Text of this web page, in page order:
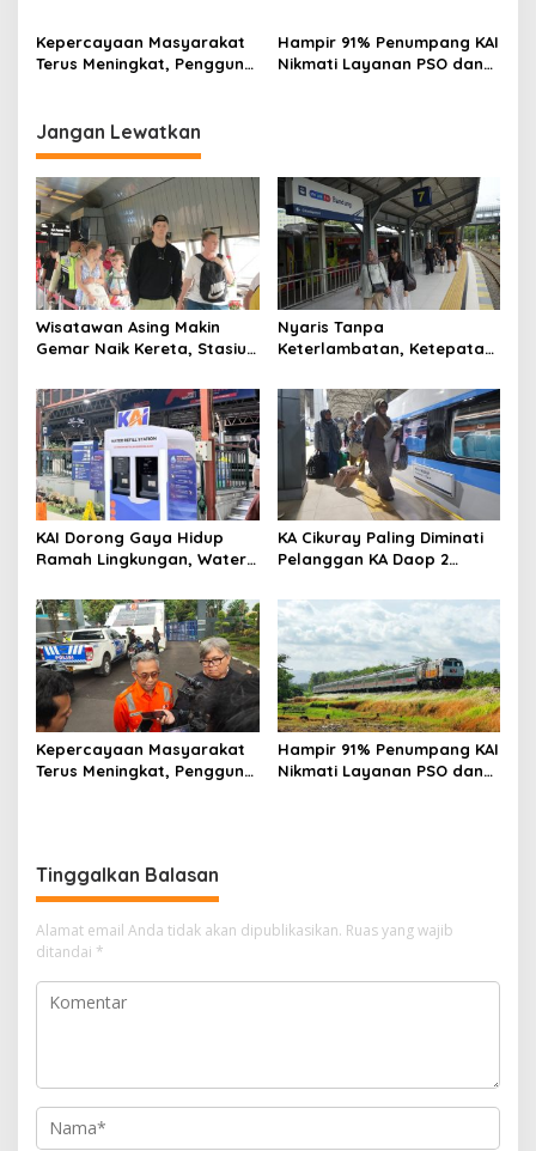
dan Anak di Transportasi
Publik
Bulan Pertama 2026
Kepercayaan Masyarakat
Terus Meningkat, Pengguna
Hampir 91% Penumpang KAI
Nikmati Layanan PSO dan
Jangan Lewatkan
Wisatawan Asing Makin
Gemar Naik Kereta, Stasiun
Utama di Jawa Barat
Nyaris Tanpa
Keterlambatan, Ketepatan
Tembus 99,85 Persen
KAI Dorong Gaya Hidup
Ramah Lingkungan, Water
2,99 Juta Botol Plastik
KA Cikuray Paling Diminati
Pelanggan KA Daop 2
Bulan Pertama 2026
Kepercayaan Masyarakat
Terus Meningkat, Pengguna
Hampir 91% Penumpang KAI
Nikmati Layanan PSO dan
Tinggalkan Balasan
Alamat email Anda tidak akan dipublikasikan. Ruas yang wajib
ditandai *